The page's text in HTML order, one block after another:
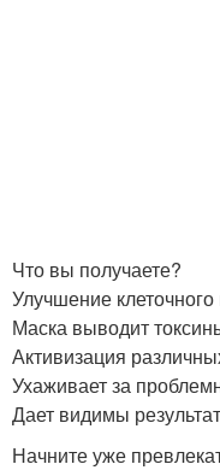
Что вы получаете?
Улучшение
Маска выводит
Активизация
Ухаживает за
Дает видимы
Начните уже